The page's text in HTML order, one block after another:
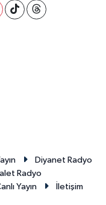
Diyanet Radyo
Radyo
Yayın
İletişim